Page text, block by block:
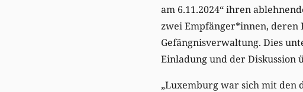
am 6.11.2024“ ihren
zwei Empfänger*innen, deren
Gefängnisverwaltung. Dies
Einladung und der Diskussion
„Luxemburg war sich mit den